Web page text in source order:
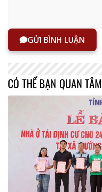
GỬI BÌNH LUẬN
CÓ THỂ BẠN QUAN TÂM